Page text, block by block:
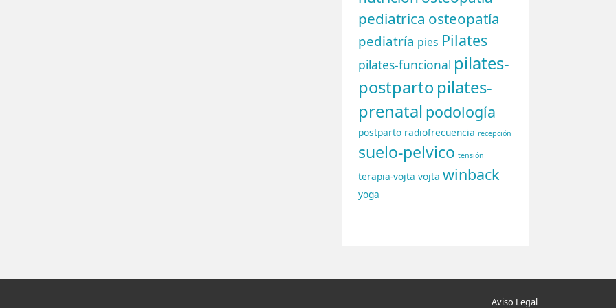
pediatrica osteopatía
pediatría pies Pilates
pilates-funcional pilates-
postparto pilates-
prenatal podología
postparto radiofrecuencia recepción
suelo-pelvico tensión
terapia-vojta vojta winback
yoga
Aviso Legal